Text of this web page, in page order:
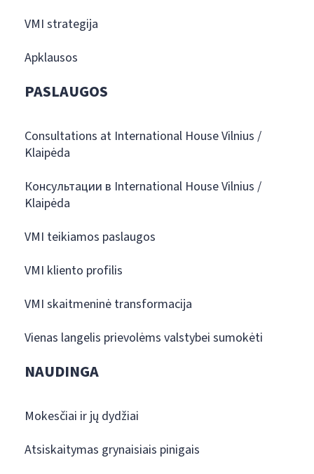
VMI strategija
Apklausos
PASLAUGOS
Consultations at International House Vilnius /
Klaipėda
Консультации в International House Vilnius /
Klaipėda
VMI teikiamos paslaugos
VMI kliento profilis
VMI skaitmeninė transformacija
Vienas langelis prievolėms valstybei sumokėti
NAUDINGA
Mokesčiai ir jų dydžiai
Atsiskaitymas grynaisiais pinigais